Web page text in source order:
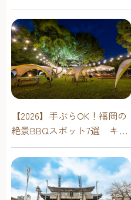
【2026】手ぶらOK！福岡の
絶景BBQスポット7選 キャ
ンプ場・海辺・公園で手軽
に楽しむ